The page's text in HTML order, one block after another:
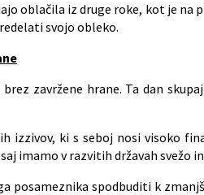
oblačila iz druge roke, kot je
svojo obleko.
brez zavržene hrane. Ta dan
izzivov, ki s seboj nosi visoko
imamo v razvitih državah svežo
posameznika spodbuditi k